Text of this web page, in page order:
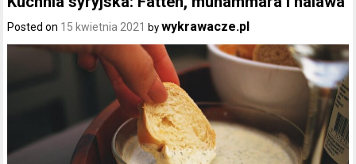
Posted on 15 kwietnia 2021 bywykrawacze.pl